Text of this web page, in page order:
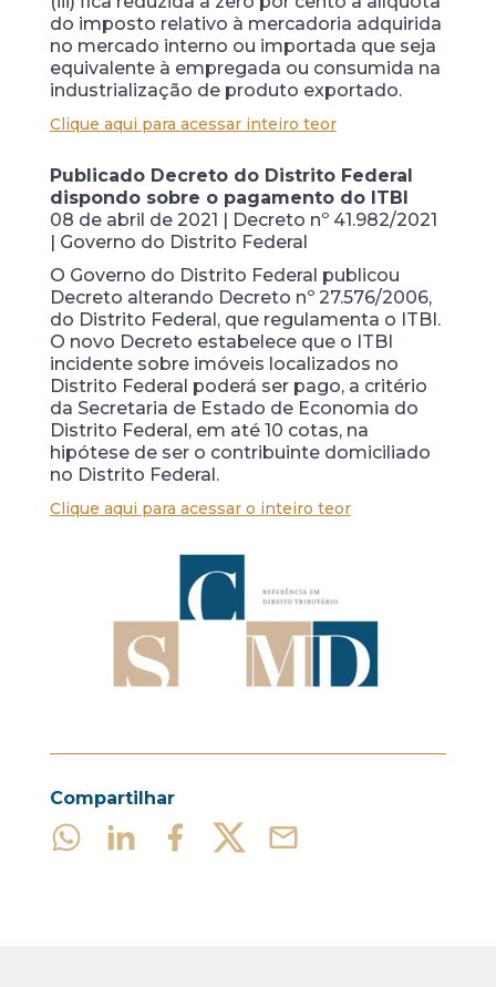
do imposto relativo à mercadoria adquirida
no mercado interno ou importada que seja
equivalente à empregada ou consumida na
industrialização de produto exportado.
Clique aqui para acessar inteiro teor
Publicado Decreto do Distrito Federal
dispondo sobre o pagamento do ITBI
08 de abril de 2021 | Decreto nº 41.982/2021
| Governo do Distrito Federal
O Governo do Distrito Federal publicou
Decreto alterando Decreto nº 27.576/2006,
do Distrito Federal, que regulamenta o ITBI.
O novo Decreto estabelece que o ITBI
incidente sobre imóveis localizados no
Distrito Federal poderá ser pago, a critério
da Secretaria de Estado de Economia do
Distrito Federal, em até 10 cotas, na
hipótese de ser o contribuinte domiciliado
no Distrito Federal.
Clique aqui para acessar o inteiro teor
Compartilhar